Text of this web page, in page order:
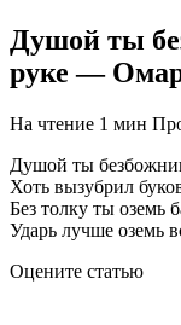
Душой ты
руке —
На чтение 1 мин
Душой ты
Хоть вызубрил
Без толку ты оземь
Ударь лучше оземь
Оцените статью